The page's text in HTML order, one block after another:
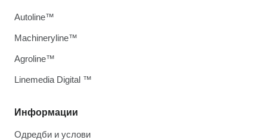
Информации
Одредби и услови
Autoline™
Machineryline™
Agroline™
Linemedia Digital ™